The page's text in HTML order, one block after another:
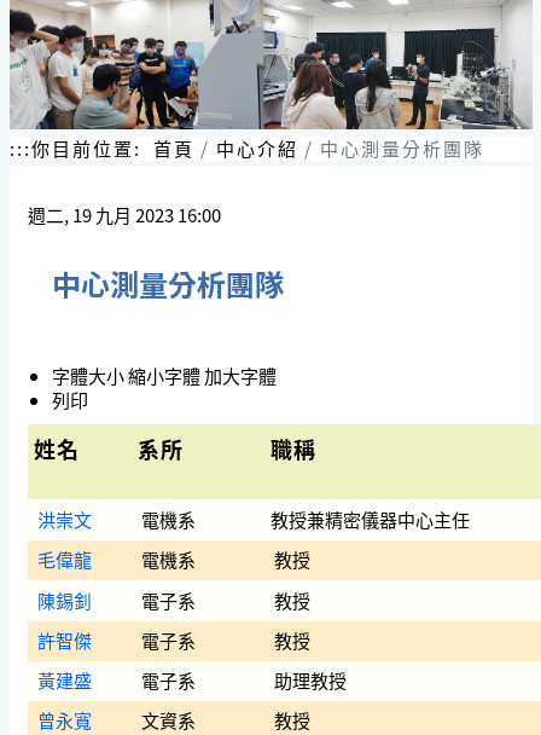
:::你目前位置: 首頁 中心介紹 中心測量分析團隊
週二, 19 九月 2023 16:00
中心測量分析團隊
字體大小縮小字體加大字體
列印
姓名 系所 職稱
洪崇文 電機系
教授兼精密儀器中心主任
毛偉龍
電機系
教授
陳錫釗
電子系
教授
許智傑
電子系
教授
黃建盛
電子系
助理教授
曾永寬
文資系
教授